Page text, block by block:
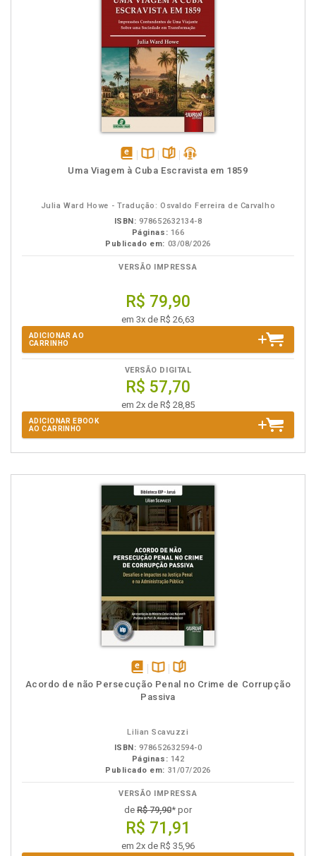
disponívelDisponível
páginaspodcast
Uma Viagem à Cuba Escravista em 1859
Julia Ward Howe - Tradução: Osvaldo Ferreira de Carvalho
ISBN: 978652632134-8
Páginas: 166
Publicado em: 03/08/2026
VERSÃO IMPRESSA
R$ 79,90
em 3x de R$ 26,63
ADICIONAR AO
CARRINHO
VERSÃO DIGITAL
R$ 57,70
em 2x de R$ 28,85
ADICIONAR EBOOK
AO CARRINHO
disponível
em
Disponível
na
páginas
Acordo de não Persecução Penal no Crime de Corrupção
Passiva
Lilian Scavuzzi
ISBN: 978652632594-0
Páginas: 142
Publicado em: 31/07/2026
VERSÃO IMPRESSA
de R$ 79,90* por
R$ 71,91
em 2x de R$ 35,96